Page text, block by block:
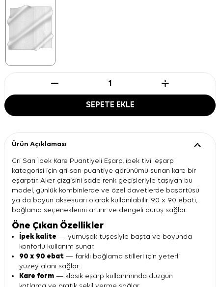
SEPETE EKLE
Ürün Açıklaması
Gri Sarı İpek Kare Puantiyeli Eşarp, ipek tivil eşarp
kategorisi için gri-sarı puantiye görünümü sunan kare bir
eşarptır. Aker çizgisini sade renk geçişleriyle taşıyan bu
model, günlük kombinlerde ve özel davetlerde başörtüsü
ya da boyun aksesuarı olarak kullanılabilir. 90 x 90 ebatı,
bağlama seçeneklerini artırır ve dengeli duruş sağlar.
Öne Çıkan Özellikler
İpek kalite — yumuşak tuşesiyle başta ve boyunda
konforlu kullanım sunar.
90 x 90 ebat — farklı bağlama stilleri için yeterli
yüzey alanı sağlar.
Kare form — klasik eşarp kullanımında düzgün